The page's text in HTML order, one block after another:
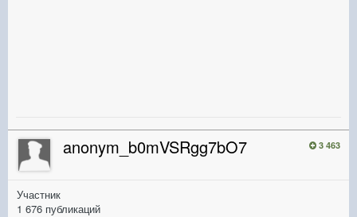
3 463
anonym_b0mVSRgg7bO7
Участник
1 676 публикаций